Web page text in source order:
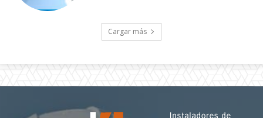
Cargar más